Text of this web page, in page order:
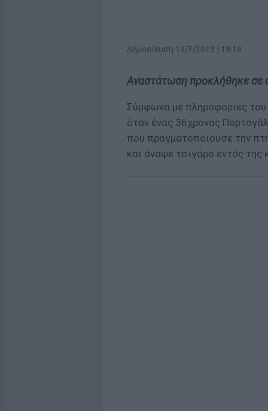
Δημοσίευση 13/7/2023 | 19:19
Αναστάτωση προκλήθηκε σε
Σύμφωνα με πληροφορίες
όταν ένας 36χρονος
που πραγματοποιούσε την
και άναψε τσιγάρο εντός της